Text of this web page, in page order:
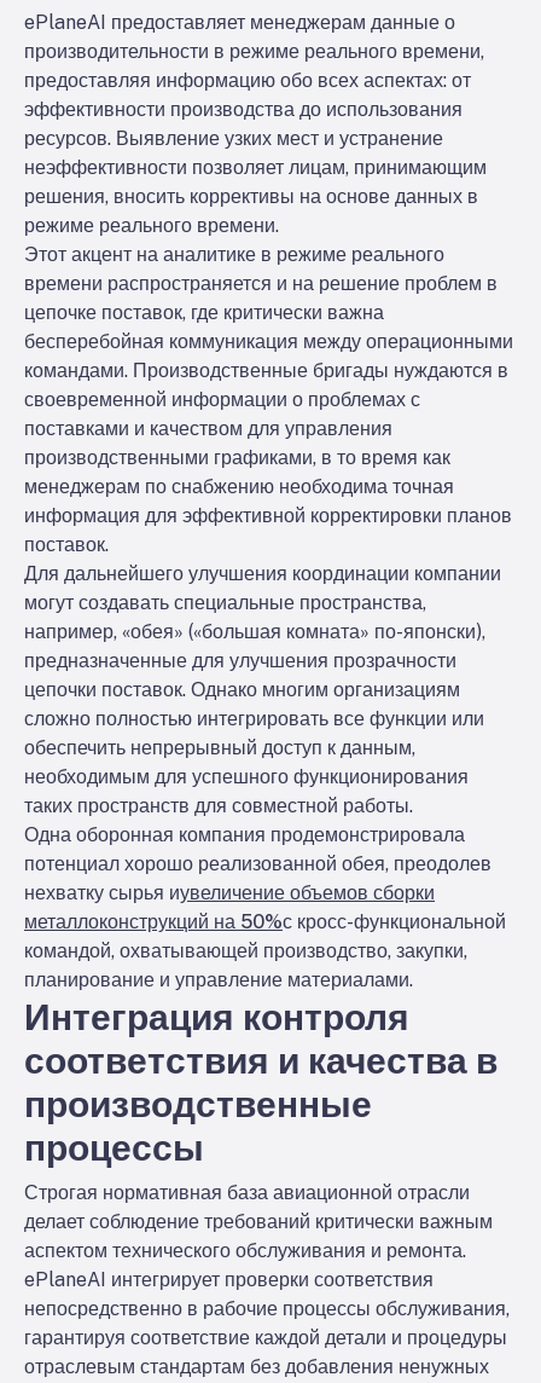
ePlaneAI предоставляет менеджерам данные о
производительности в режиме реального времени,
предоставляя информацию обо всех аспектах: от
эффективности производства до использования
ресурсов. Выявление узких мест и устранение
неэффективности позволяет лицам, принимающим
решения, вносить коррективы на основе данных в
режиме реального времени.
Этот акцент на аналитике в режиме реального
времени распространяется и на решение проблем в
цепочке поставок, где критически важна
бесперебойная коммуникация между операционными
командами. Производственные бригады нуждаются в
своевременной информации о проблемах с
поставками и качеством для управления
производственными графиками, в то время как
менеджерам по снабжению необходима точная
информация для эффективной корректировки планов
поставок.
Для дальнейшего улучшения координации компании
могут создавать специальные пространства,
например, «обея» («большая комната» по-японски),
предназначенные для улучшения прозрачности
цепочки поставок. Однако многим организациям
сложно полностью интегрировать все функции или
обеспечить непрерывный доступ к данным,
необходимым для успешного функционирования
таких пространств для совместной работы.
Одна оборонная компания продемонстрировала
потенциал хорошо реализованной обея, преодолев
нехватку сырья иувеличение объемов сборки
металлоконструкций на 50%с кросс-функциональной
командой, охватывающей производство, закупки,
планирование и управление материалами.
Интеграция контроля
соответствия и качества в
производственные
процессы
Строгая нормативная база авиационной отрасли
делает соблюдение требований критически важным
аспектом технического обслуживания и ремонта.
ePlaneAI интегрирует проверки соответствия
непосредственно в рабочие процессы обслуживания,
гарантируя соответствие каждой детали и процедуры
отраслевым стандартам без добавления ненужных